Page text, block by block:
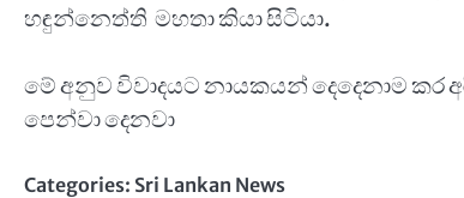
හඳුන්නෙත්ති මහතා කියා සිටියා.
මේ අනුව විවාදයට නායකයන් දෙදෙනාම
පෙන්වා දෙනවා
Categories: Sri Lankan News